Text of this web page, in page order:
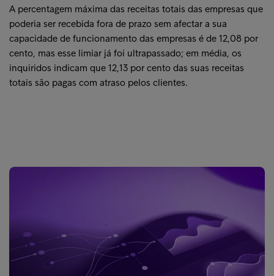
A percentagem máxima das receitas totais das empresas que
poderia ser recebida fora de prazo sem afectar a sua
capacidade de funcionamento das empresas é de 12,08 por
cento, mas esse limiar já foi ultrapassado; em média, os
inquiridos indicam que 12,13 por cento das suas receitas
totais são pagas com atraso pelos clientes.